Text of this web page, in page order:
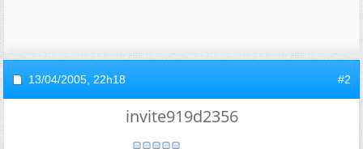
13/04/2005, 22h18 #2
invite919d2356